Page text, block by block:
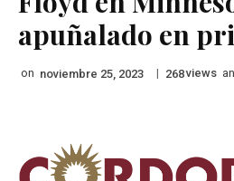
apuñalado en
on noviembre 25, 2023 | 268views